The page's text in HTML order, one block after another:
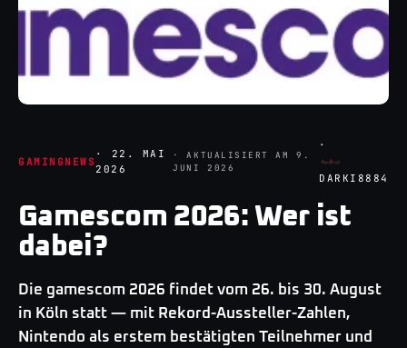
GAMINGNEWS
·
22. MAI
2026
· AKTUALISIERT AM9.
JUNI 2026
·
DARKI8884
Gamescom 2026: Wer ist
dabei?
Die gamescom 2026 findet vom 26. bis 30. August
in Köln statt — mit Rekord-Aussteller-Zahlen,
Nintendo als erstem bestätigten Teilnehmer und